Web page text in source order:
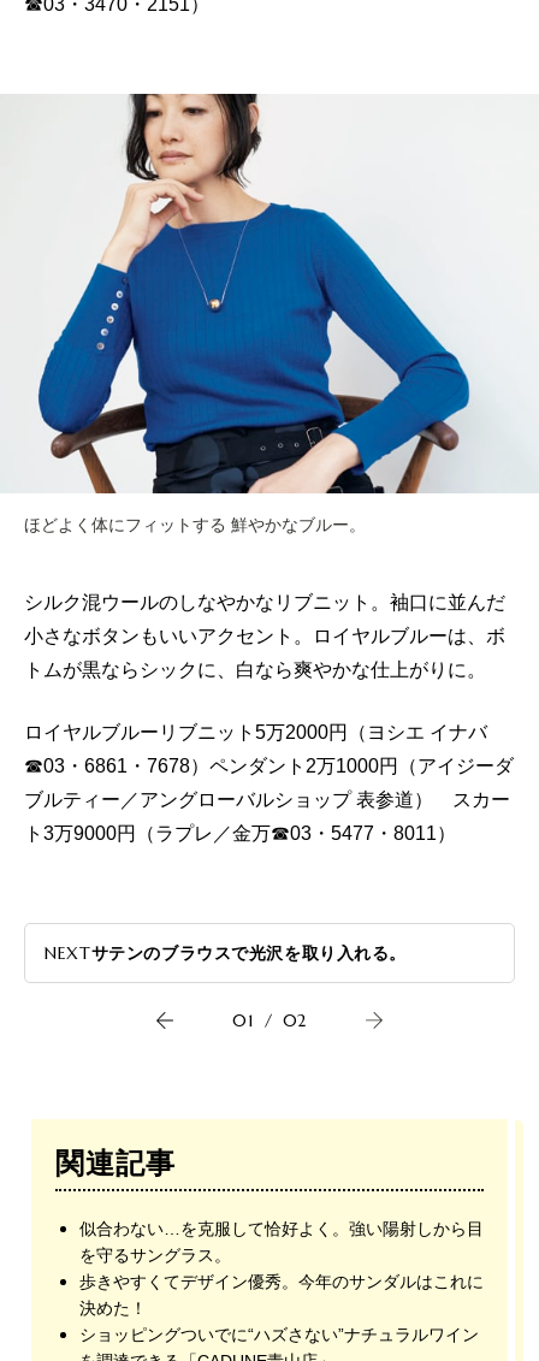
ほどよく体にフィットする 鮮やかなブルー。
シルク混ウールのしなやかなリブニット。袖口に並んだ
小さなボタンもいいアクセント。ロイヤルブルーは、ボ
トムが黒ならシックに、白なら爽やかな仕上がりに。
ロイヤルブルーリブニット5万2000円（ヨシエ イナバ
☎︎03・6861・7678）ペンダント2万1000円（アイジーダ
ブルティー／アングローバルショップ 表参道） スカー
ト3万9000円（ラプレ／金万☎︎03・5477・8011）
NEXTサテンのブラウスで光沢を取り入れる。
01 / 02
関連記事
似合わない…を克服して恰好よく。強い陽射しから目
を守るサングラス。
歩きやすくてデザイン優秀。今年のサンダルはこれに
決めた！
ショッピングついでに“ハズさない”ナチュラルワイン